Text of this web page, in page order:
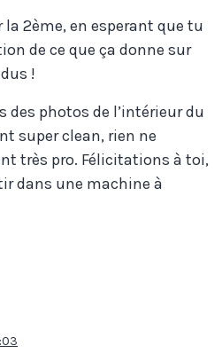
2ème, en esperant que tu
de ce que ça donne sur
!
des photos de l’intérieur du
super clean, rien ne
très pro. Félicitations à toi,
dans une machine à